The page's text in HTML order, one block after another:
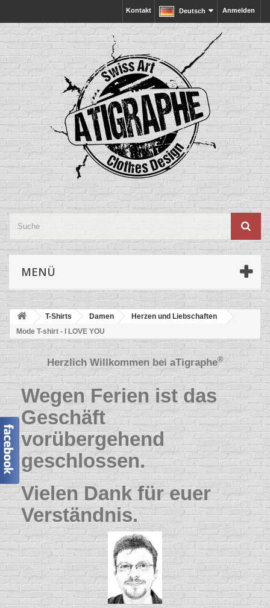
Anmelden
Deutsch
Kontakt
MENÜ
T-Shirts Damen
Herzen und Liebschaften
Mode T-shirt - I LOVE YOU
Herzlich Willkommen beiaTigraphe®
Wegen Ferien ist das
Geschäft
vorübergehend
geschlossen.
Vielen Dank für euer
Verständnis.